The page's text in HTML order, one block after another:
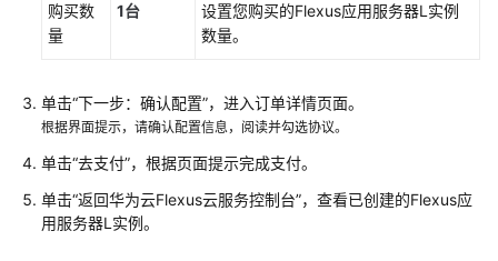
系
使
用
构
建
个
购买数
量
1台 设置您购买的Flexus应用服务器L实例
数量。
单击“下一步：确认配置”，进入订单详情页面。
根据界面提示，请确认配置信息，阅读并勾选协议。
单击“去支付”，根据页面提示完成支付。
单击“返回华为云Flexus云服务控制台”，查看已创建的Flexus应
用服务器L实例。